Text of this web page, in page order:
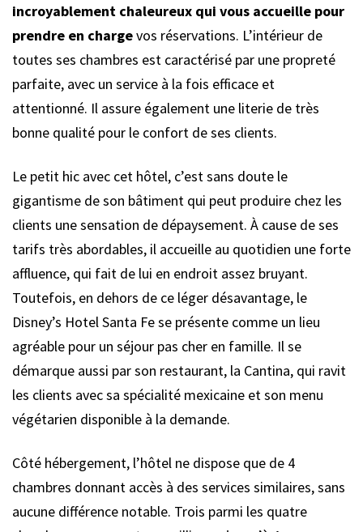
incroyablement chaleureux qui vous accueille pour
prendre en chargevos réservations. L’intérieur de
toutes ses chambres est caractérisé par une propreté
parfaite, avec un service à la fois efficace et
attentionné. Il assure également une literie de très
bonne qualité pour le confort de ses clients.
Le petit hic avec cet hôtel, c’est sans doute le
gigantisme de son bâtiment qui peut produire chez les
clients une sensation de dépaysement. À cause de ses
tarifs très abordables, il accueille au quotidien une forte
affluence, qui fait de lui en endroit assez bruyant.
Toutefois, en dehors de ce léger désavantage, le
Disney’s Hotel Santa Fe se présente comme un lieu
agréable pour un séjour pas cher en famille. Il se
démarque aussi par son restaurant, la Cantina, qui ravit
les clients avec sa spécialité mexicaine et son menu
végétarien disponible à la demande.
Côté hébergement, l’hôtel ne dispose que de 4
chambres donnant accès à des services similaires, sans
aucune différence notable. Trois parmi les quatre